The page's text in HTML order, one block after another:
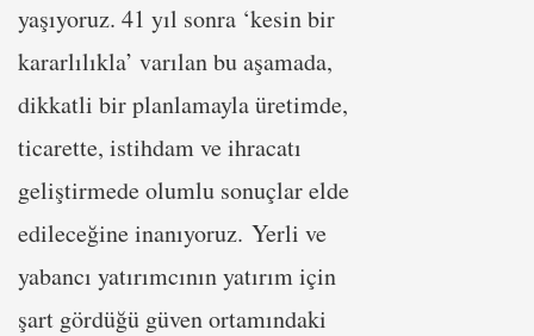
yaşıyoruz. 41 yıl sonra ‘kesin bir
kararlılıkla’ varılan bu aşamada,
dikkatli bir planlamayla üretimde,
ticarette, istihdam ve ihracatı
geliştirmede olumlu sonuçlar elde
edileceğine inanıyoruz. Yerli ve
yabancı yatırımcının yatırım için
şart gördüğü güven ortamındaki